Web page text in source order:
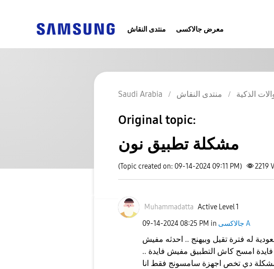
منتدى النقاش معرض جالاكسى
Saudi Arabia منتدى النقاش الذكية
Original topic:
مشكلة تطبيق نون
(Topic created on: 09-14-2024 09:11 PM) 2219
Muhammadatta Active Level 1
‎09-14-2024 08:25 PM in جالاكسى A
له فترة تقيل وبيهنج .. احدثه مفيش
امسح كاش التطبيق مفيش فايدة ..
دي تخص اجهزة سامسونج فقط انا